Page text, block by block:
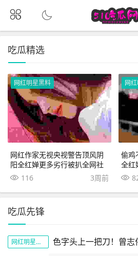
吃瓜精选
网红明星黑料
网红作家无视央视警告顶风阴
阳全红婵更多劣行被扒全网社
死 116 3周前
网
偷鸡
全红
天
吃瓜先锋
网红明星黑料